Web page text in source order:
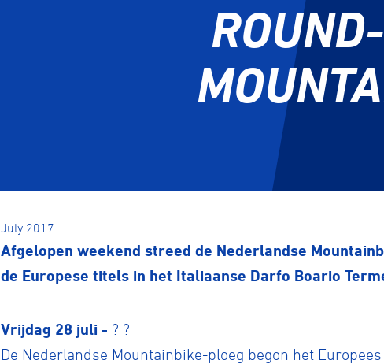
July 2017
Afgelopen weekend streed de Nederlandse
de Europese titels in het Italiaanse Darfo Boario
Vrijdag 28 juli - ? ?
De Nederlandse Mountainbike-ploeg begon het